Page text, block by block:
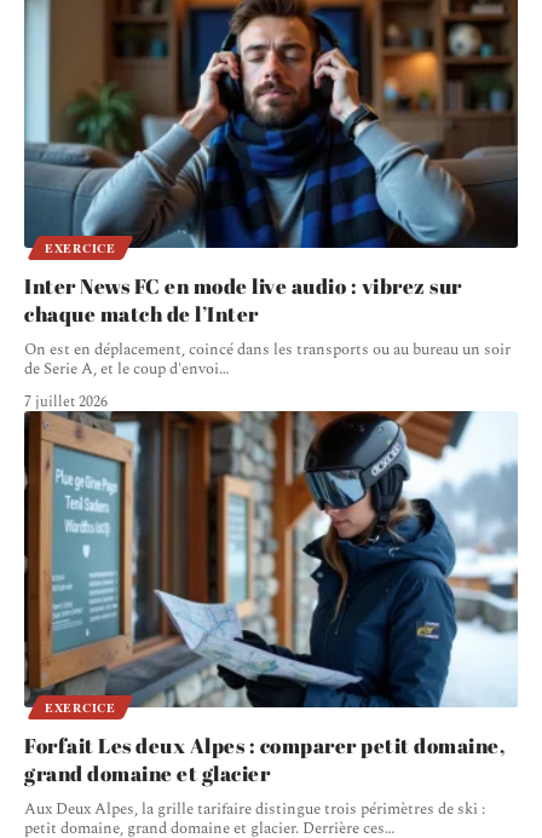
EXERCICE
Inter News FC en mode live audio : vibrez sur
chaque match de l’Inter
On est en déplacement, coincé dans les transports ou au bureau un soir
de Serie A, et le coup d'envoi…
7 juillet 2026
EXERCICE
Forfait Les deux Alpes : comparer petit domaine,
grand domaine et glacier
Aux Deux Alpes, la grille tarifaire distingue trois périmètres de ski :
petit domaine, grand domaine et glacier. Derrière ces…